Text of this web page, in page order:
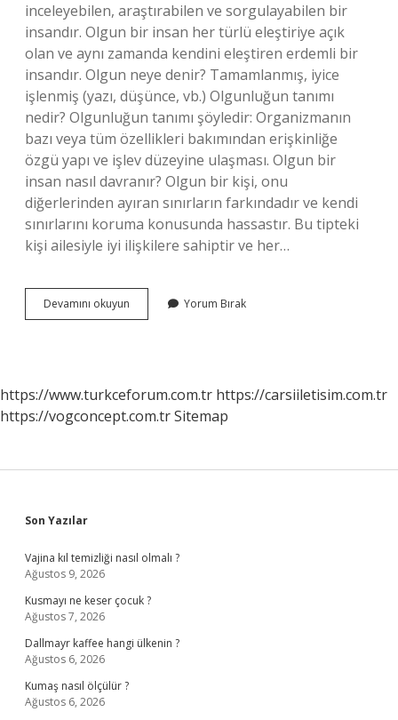
inceleyebilen, araştırabilen ve sorgulayabilen bir
insandır. Olgun bir insan her türlü eleştiriye açık
olan ve aynı zamanda kendini eleştiren erdemli bir
insandır. Olgun neye denir? Tamamlanmış, iyice
işlenmiş (yazı, düşünce, vb.) Olgunluğun tanımı
nedir? Olgunluğun tanımı şöyledir: Organizmanın
bazı veya tüm özellikleri bakımından erişkinliğe
özgü yapı ve işlev düzeyine ulaşması. Olgun bir
insan nasıl davranır? Olgun bir kişi, onu
diğerlerinden ayıran sınırların farkındadır ve kendi
sınırlarını koruma konusunda hassastır. Bu tipteki
kişi ailesiyle iyi ilişkilere sahiptir ve her…
Devamını okuyun
Insana
Yorum Bırak
https://www.turkceforum.com.tr https://carsiiletisim.com.tr
https://vogconcept.com.trSitemap
Sidebar
Son Yazılar
Vajina kıl temizliği nasıl olmalı ?
Ağustos 9, 2026
Kusmayı ne keser çocuk ?
Ağustos 7, 2026
Dallmayr kaffee hangi ülkenin ?
Ağustos 6, 2026
Kumaş nasıl ölçülür ?
Ağustos 6, 2026